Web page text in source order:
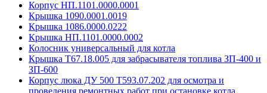
Корпус НП.1101.0000.0001
Крышка 1090.0001.0019
Крышка 1086.0000.0222
Крышка НП.1101.0000.0002
Колосник универсальный для котла
Крышка Т67.18.005 для забрасывателя топлива ЗП-400 и
ЗП-600
Корпус люка ДУ 500 Т593.07.202 для осмотра и
проведения ремонтных работ при остановке котла